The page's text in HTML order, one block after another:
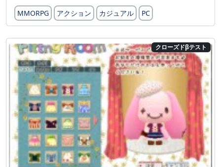
MMORPG アクション カジュアル PC
クローズドβテスト